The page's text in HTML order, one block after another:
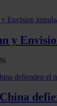
y